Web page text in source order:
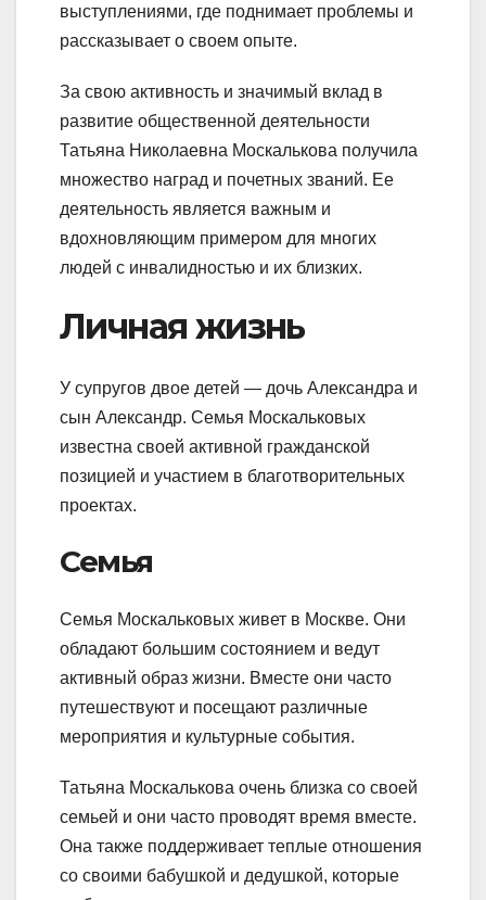
выступлениями, где поднимает проблемы и
рассказывает о своем опыте.
За свою активность и значимый вклад в
развитие общественной деятельности
Татьяна Николаевна Москалькова получила
множество наград и почетных званий. Ее
деятельность является важным и
вдохновляющим примером для многих
людей с инвалидностью и их близких.
Личная жизнь
У супругов двое детей — дочь Александра и
сын Александр. Семья Москальковых
известна своей активной гражданской
позицией и участием в благотворительных
проектах.
Семья
Семья Москальковых живет в Москве. Они
обладают большим состоянием и ведут
активный образ жизни. Вместе они часто
путешествуют и посещают различные
мероприятия и культурные события.
Татьяна Москалькова очень близка со своей
семьей и они часто проводят время вместе.
Она также поддерживает теплые отношения
со своими бабушкой и дедушкой, которые